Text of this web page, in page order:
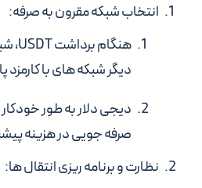
انتخاب شبکه مقرون به صرفه:
دیگر شبکه های با کارمزد
دیجی دلار به طور
صرفه جویی در هزینه
نظارت و برنامه ریزی انتقال ها: